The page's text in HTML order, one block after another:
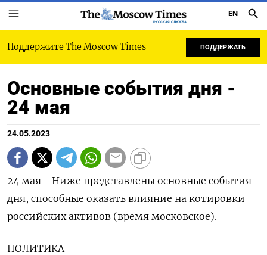
РУССКАЯ СЛУЖБА
EN
Поддержите The Moscow Times ПОДДЕРЖАТЬ
Основные события дня -
24 мая
24.05.2023
24 мая - Ниже представлены основные события
дня, способные оказать влияние на котировки
российских активов (время московское).
ПОЛИТИКА